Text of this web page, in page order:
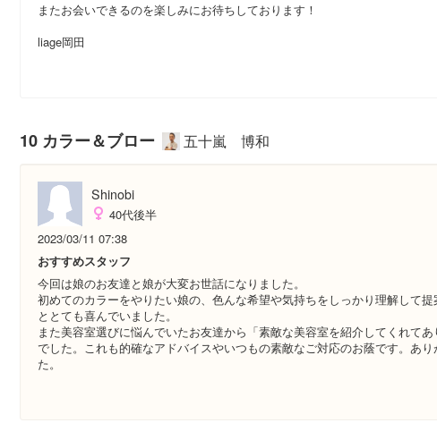
またお会いできるのを楽しみにお待ちしております！
liage岡田
10 カラー＆ブロー 五十嵐 博和
Shinobi
40代後半
2023/03/11 07:38
おすすめスタッフ
今回は娘のお友達と娘が大変お世話になりました。
初めてのカラーをやりたい娘の、色んな希望や気持ちをしっかり理解して提
ととても喜んでいました。
また美容室選びに悩んでいたお友達から「素敵な美容室を紹介してくれて
でした。これも的確なアドバイスやいつもの素敵なご対応のお蔭です。あり
た。